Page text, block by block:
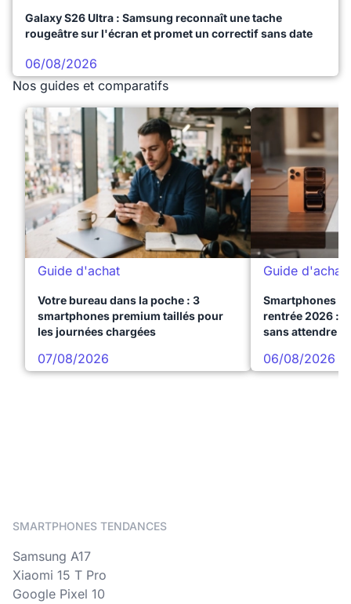
Galaxy S26 Ultra : Samsung reconnaît une tache
rougeâtre sur l'écran et promet un correctif sans date
06/08/2026
Nos guides et comparatifs
Guide d'achat
Votre bureau dans la poche : 3
smartphones premium taillés pour
les journées chargées
07/08/2026
Guide d'achat
Smartphones
rentrée 2026 :
sans attendre
06/08/2026
SMARTPHONES TENDANCES
Samsung A17
Xiaomi 15 T Pro
Google Pixel 10